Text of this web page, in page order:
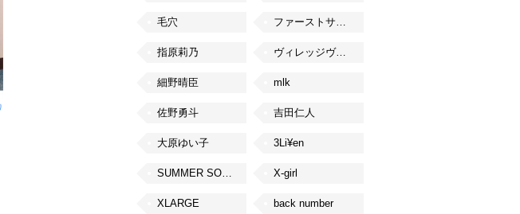
毛穴 ファーストサマーウイカ
指原莉乃 ヴィレッジヴァンガード
細野晴臣 mlk
佐野勇斗 吉田仁人
大原ゆい子 3Li¥en
SUMMER SONIC X-girl
XLARGE back number